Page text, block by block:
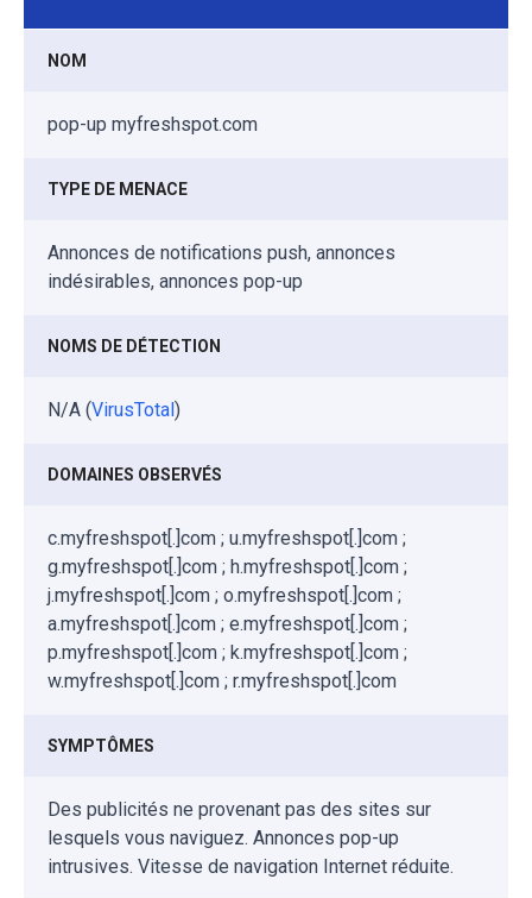
NOM
pop-up myfreshspot.com
TYPE DE MENACE
Annonces de notifications push, annonces
indésirables, annonces pop-up
NOMS DE DÉTECTION
N/A (VirusTotal )
DOMAINES OBSERVÉS
c.myfreshspot[.]com ; u.myfreshspot[.]com ;
g.myfreshspot[.]com ; h.myfreshspot[.]com ;
j.myfreshspot[.]com ; o.myfreshspot[.]com ;
a.myfreshspot[.]com ; e.myfreshspot[.]com ;
p.myfreshspot[.]com ; k.myfreshspot[.]com ;
w.myfreshspot[.]com ; r.myfreshspot[.]com
SYMPTÔMES
Des publicités ne provenant pas des sites sur
lesquels vous naviguez. Annonces pop-up
intrusives. Vitesse de navigation Internet réduite.